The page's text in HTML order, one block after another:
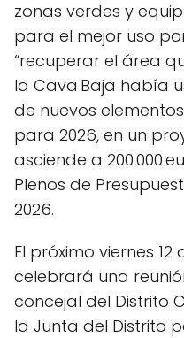
zonas verdes y
para el mejor uso
“recuperar el área
la Cava Baja había
de nuevos
para 2026, en un
asciende a 200 000
Plenos de
2026.
El próximo viernes
celebrará una
concejal del Distrito
la Junta del Distrito